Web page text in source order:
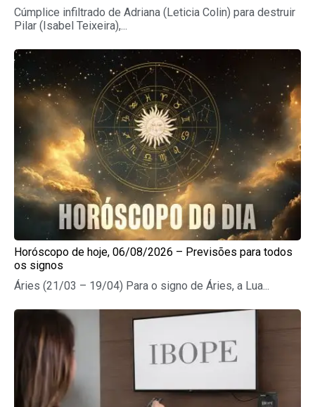
Cúmplice infiltrado de Adriana (Leticia Colin) para destruir
Pilar (Isabel Teixeira),...
Horóscopo de hoje, 06/08/2026 – Previsões para todos
os signos
Áries (21/03 – 19/04) Para o signo de Áries, a Lua...